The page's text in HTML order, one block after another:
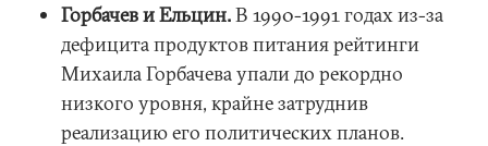
Горбачев и Ельцин.В 1990-1991 годах из-за
дефицита продуктов питания рейтинги
Михаила Горбачева упали до рекордно
низкого уровня, крайне затруднив
реализацию его политических планов.